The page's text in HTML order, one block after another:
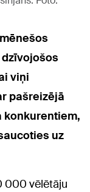
viņi
pašreizējā
konkurentiem,
uz
000 vēlētāju